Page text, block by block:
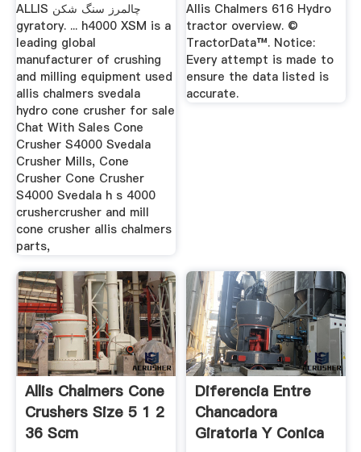
ALLIS چالمرز سنگ شکن
gyratory. ... h4000 XSM is a
leading global
manufacturer of crushing
and milling equipment used
allis chalmers svedala
hydro cone crusher for sale
Chat With Sales Cone
Crusher S4000 Svedala
Crusher Mills, Cone
Crusher Cone Crusher
S4000 Svedala h s 4000
crushercrusher and mill
cone crusher allis chalmers
parts,
Allis Chalmers 616 Hydro
tractor overview. ©
TractorData™. Notice:
Every attempt is made to
ensure the data listed is
accurate.
Allis Chalmers Cone
Crushers Size 5 1 2
36 Scm
Diferencia Entre
Chancadora
Giratoria Y Conica